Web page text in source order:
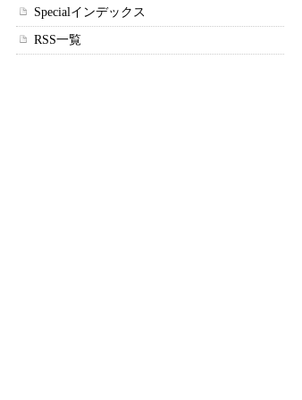
Specialインデックス
RSS一覧